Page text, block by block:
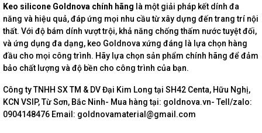
Keo silicone Goldnova chính hãng là một giải pháp kết dính đa
năng và hiệu quả, đáp ứng mọi nhu cầu từ xây dựng đến trang trí nội
thất. Với độ bám dính vượt trội, khả năng chống thấm nước tuyệt đối,
và ứng dụng đa dạng, keo Goldnova xứng đáng là lựa chọn hàng
đầu cho mọi công trình. Hãy lựa chọn sản phẩm chính hãng để đảm
bảo chất lượng và độ bền cho công trình của bạn.
Công ty TNHH SX TM & DV Đại Kim Long tại SH42 Centa, Hữu Nghị,
KCN VSIP, Từ Sơn, Bắc Ninh- Mua hàng tại: goldnova.vn- Tell/zalo:
0904148476 Email: goldnovamaterial@gmail.com